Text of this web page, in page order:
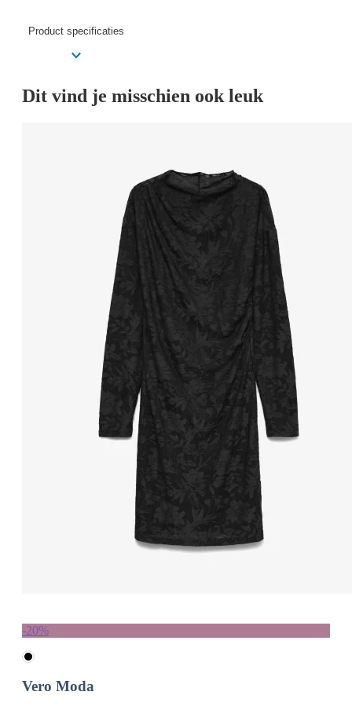
Product specificaties
Dit vind je misschien ook leuk
-20%
Vero Moda